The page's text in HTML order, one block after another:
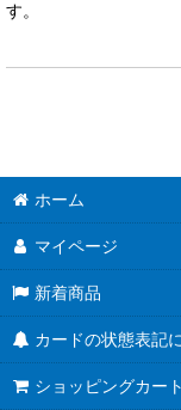
す。
ホーム
マイページ
新着商品
カードの状態表記
ショッピングカート